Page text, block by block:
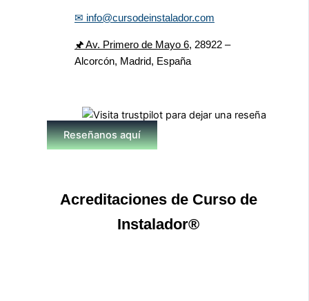
✉ info@cursodeinstalador.com
🖈 Av. Primero de Mayo 6, 28922 –
Alcorcón, Madrid, España
Reseñanos aquí
Acreditaciones de Curso de
Instalador®